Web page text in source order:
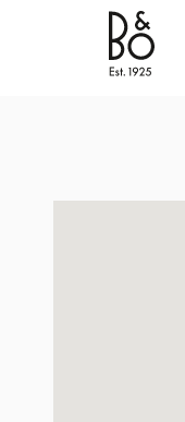
Bang & Olufsen -